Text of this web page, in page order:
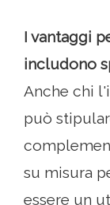
I vantaggi
includono
Anche chi
può
su misura
essere un